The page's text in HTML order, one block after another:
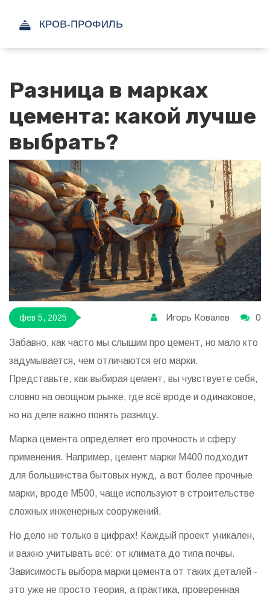
Разница в марках
цемента: какой лучше
выбрать?
фев 5, 2025 Игорь Ковалев 0
Забавно, как часто мы слышим про цемент, но мало кто
задумывается, чем отличаются его марки.
Представьте, как выбирая цемент, вы чувствуете себя,
словно на овощном рынке, где всё вроде и одинаковое,
но на деле важно понять разницу.
Марка цемента определяет его прочность и сферу
применения. Например, цемент марки М400 подходит
для большинства бытовых нужд, а вот более прочные
марки, вроде М500, чаще используют в строительстве
сложных инженерных сооружений.
Но дело не только в цифрах! Каждый проект уникален,
и важно учитывать всё: от климата до типа почвы.
Зависимость выбора марки цемента от таких деталей -
это уже не просто теория, а практика, проверенная